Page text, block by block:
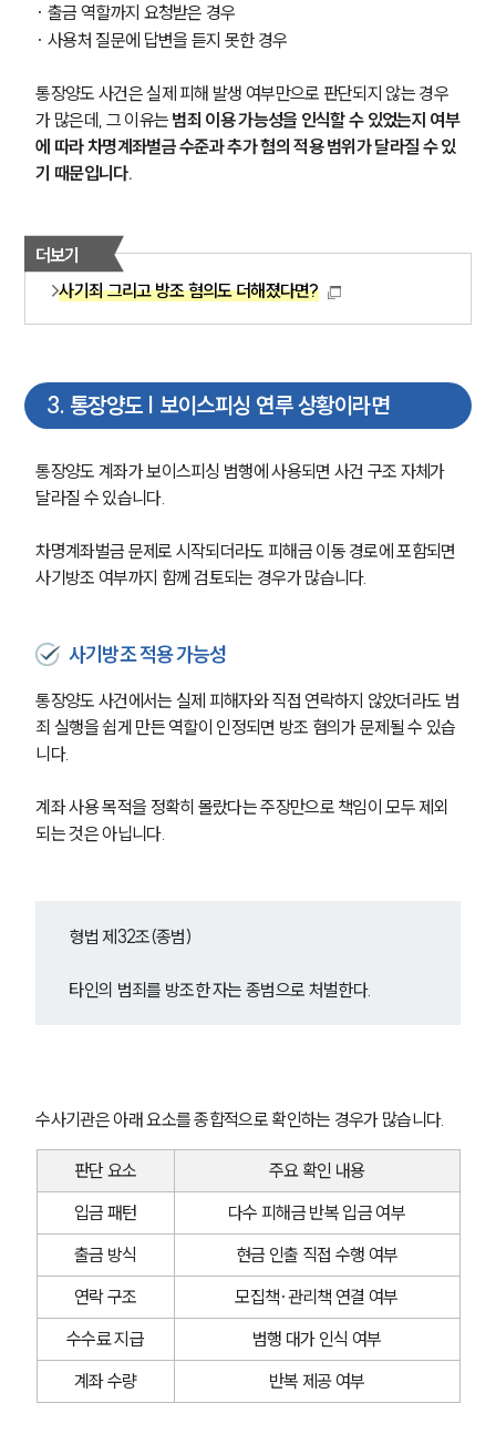
고객의 소리
통합검색
사례분석/최신동향
형사 법률정보
법률지식인
형사소송·상담후기
업무분야
형사그룹 업무
전체
· 출금 역할까지 요청받은 경우
· 사용처 질문에 답변을 듣지 못한 경우
통장양도 사건은 실제 피해 발생 여부만으로 판단되지 않는 경우
가 많은데, 그 이유는 범죄 이용 가능성을 인식할 수 있었는지 여부
에 따라 차명계좌벌금 수준과 추가 혐의 적용 범위가 달라질 수 있
기 때문입니다.
더보기
사기죄 그리고 방조 혐의도 더해졌다면?
3. 통장양도 | 보이스피싱 연루 상황이라면
통장양도 계좌가 보이스피싱 범행에 사용되면 사건 구조 자체가
달라질 수 있습니다.
차명계좌벌금 문제로 시작되더라도 피해금 이동 경로에 포함되면
사기방조 여부까지 함께 검토되는 경우가 많습니다.
사기방조 적용 가능성
통장양도 사건에서는 실제 피해자와 직접 연락하지 않았더라도 범
죄 실행을 쉽게 만든 역할이 인정되면 방조 혐의가 문제될 수 있습
니다.
계좌 사용 목적을 정확히 몰랐다는 주장만으로 책임이 모두 제외
되는 것은 아닙니다.
형법 제32조(종범)
타인의 범죄를 방조한 자는 종범으로 처벌한다.
수사기관은 아래 요소를 종합적으로 확인하는 경우가 많습니다.
판단 요소
주요 확인 내용
입금 패턴
다수 피해금 반복 입금 여부
출금 방식
현금 인출 직접 수행 여부
연락 구조
모집책·관리책 연결 여부
수수료 지급
범행 대가 인식 여부
계좌 수량
반복 제공 여부